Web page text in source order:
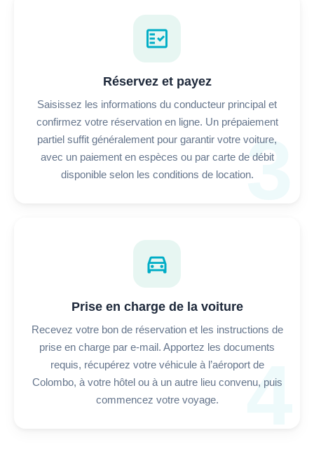
3
fact_check
Réservez et payez
Saisissez les informations du conducteur principal et
confirmez votre réservation en ligne. Un prépaiement
partiel suffit généralement pour garantir votre voiture,
avec un paiement en espèces ou par carte de débit
disponible selon les conditions de location.
4
directions_car
Prise en charge de la voiture
Recevez votre bon de réservation et les instructions de
prise en charge par e-mail. Apportez les documents
requis, récupérez votre véhicule à l’aéroport de
Colombo, à votre hôtel ou à un autre lieu convenu, puis
commencez votre voyage.